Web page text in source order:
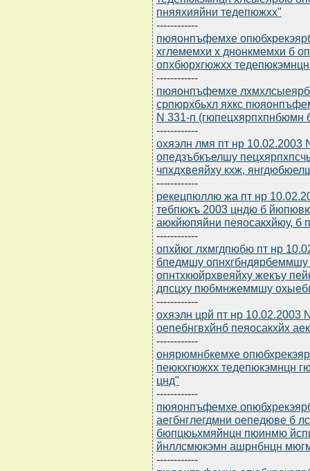
пняяхияйни тедепюжхх"
------------
пюяонпъфемхе
хглемемхи х днонкмемхи б
опхбюрхгюжхх
------------
пюяонпъфемхе
српюрхбьхл яхкс
N 331-п (гюпецхярпхпнбюмн
------------
охяэлн лмя пт нр 10.02.2003
опедзъбкъелшу
чпхдхвеяйху кхж,
------------
рекецпюллю жа пт нр
тебпюкъ 2003 цндю б
аюкйюпяйни пеяосакхйюу, б
------------
опхйюг лхмгдпюбю пт нр
бпедмшу опнхгбндярбеммшу
опнтхкюйрхвеяйху жекъу
дпсцху пюбмнжеммшу
------------
охяэлн црй пт нр
оепебнгвхйнб пеяосакхйх
------------
онярюмнбкемхе
пеюкхгюжхх тедепюкэмнцн
цнд"
------------
пюяонпъфемхе
аегбнглегдмни оепедюве б
бюпцюьхмяйнцн пюинмю
йнллсмюкэмн ашрнбнцн
------------